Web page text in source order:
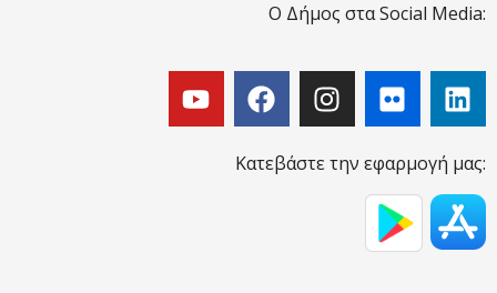
Ο Δήμος στα Social Media:
Κατεβάστε την εφαρμογή μας: